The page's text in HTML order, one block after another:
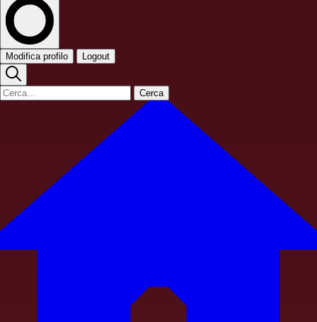
Modifica profilo Logout
Cerca